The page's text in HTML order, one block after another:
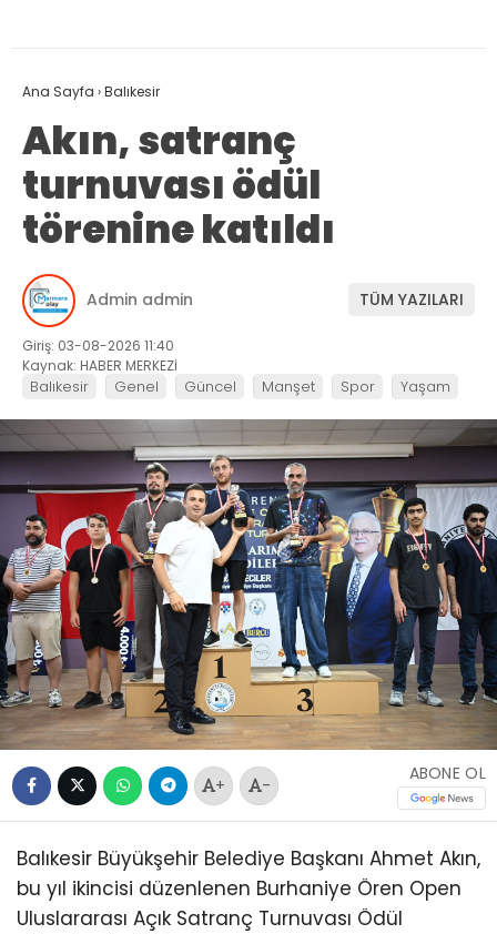
Ana Sayfa ›Balıkesir
Akın, satranç
turnuvası ödül
törenine katıldı
Admin admin TÜM YAZILARI
Giriş: 03-08-2026 11:40
Kaynak: HABER MERKEZİ
Balıkesir Genel Güncel Manşet Spor Yaşam
+ -
ABONE OL
Balıkesir Büyükşehir Belediye Başkanı Ahmet Akın,
bu yıl ikincisi düzenlenen Burhaniye Ören Open
Uluslararası Açık Satranç Turnuvası Ödül